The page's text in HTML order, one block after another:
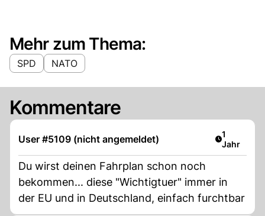
Mehr zum Thema:
SPD NATO
Kommentare
User #5109 (nicht angemeldet) Artikel
1
Jahr
Du wirst deinen Fahrplan schon noch
bekommen... diese "Wichtigtuer" immer in
der EU und in Deutschland, einfach furchtbar